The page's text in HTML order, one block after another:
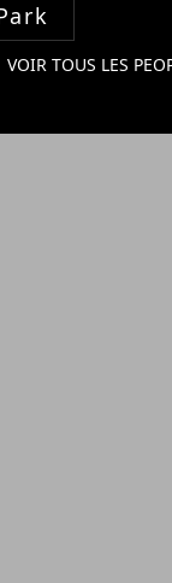
VOIR TOUS LES